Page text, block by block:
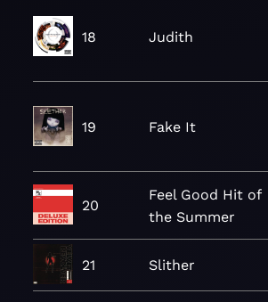
18 Judith
19 Fake It
20
Feel Good Hit of
the Summer
21 Slither